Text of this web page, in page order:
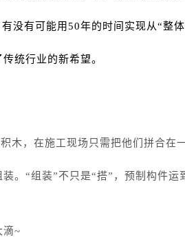
有可能用50年的时间实现从“整体
统行业的新希望。
木，在施工现场只需把他们拼合在一
。“组装”不只是“搭”，预制构件
滴~